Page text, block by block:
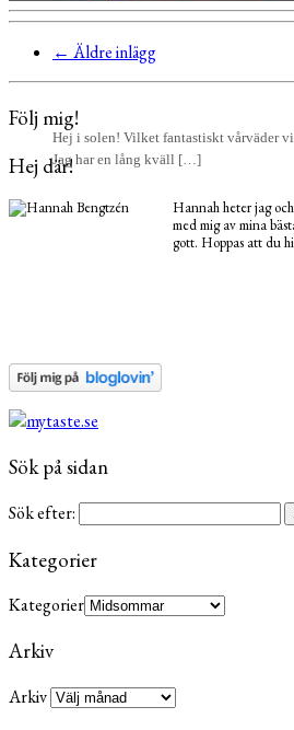
Hej i solen! Vilket fantastiskt vårväder
Jag har en lång kväll […]
← Äldre inlägg
Följ mig!
Hej där!
Hannah heter jag
med mig av mina
gott. Hoppas att du
Sök på sidan
Sök efter:
Kategorier
Kategorier
Arkiv
Arkiv